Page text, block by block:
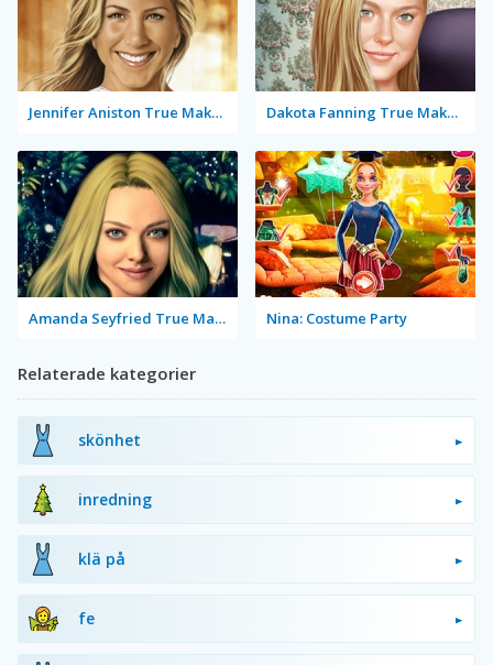
Jennifer Aniston True Make Up Dakota Fanning True Make Up
Amanda Seyfried True Make Up Nina: Costume Party
Relaterade kategorier
skönhet
inredning
klä på
fe